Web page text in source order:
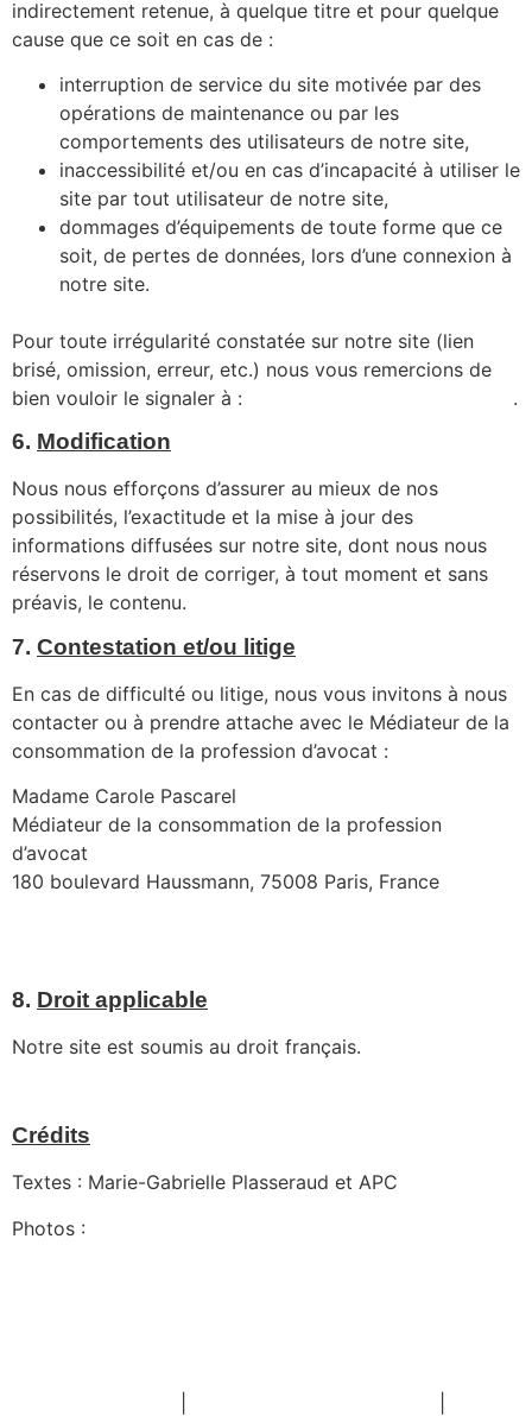
indirectement retenue, à quelque titre et pour quelque
cause que ce soit en cas de :
interruption de service du site motivée par des
opérations de maintenance ou par les
comportements des utilisateurs de notre site,
inaccessibilité et/ou en cas d’incapacité à utiliser le
site par tout utilisateur de notre site,
dommages d’équipements de toute forme que ce
soit, de pertes de données, lors d’une connexion à
notre site.
Pour toute irrégularité constatée sur notre site (lien
brisé, omission, erreur, etc.) nous vous remercions de
bien vouloir le signaler à :
.
6. Modification
Nous nous efforçons d’assurer au mieux de nos
possibilités, l’exactitude et la mise à jour des
informations diffusées sur notre site, dont nous nous
réservons le droit de corriger, à tout moment et sans
préavis, le contenu.
7. Contestation et/ou litige
En cas de difficulté ou litige, nous vous invitons à nous
contacter ou à prendre attache avec le Médiateur de la
consommation de la profession d’avocat :
Madame Carole Pascarel
Médiateur de la consommation de la profession
d’avocat
180 boulevard Haussmann, 75008 Paris, France
8. Droit applicable
Notre site est soumis au droit français.
Crédits
Textes : Marie-Gabrielle Plasseraud et APC
Photos :